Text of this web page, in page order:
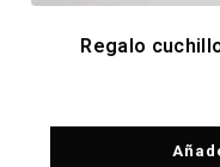
Regalo